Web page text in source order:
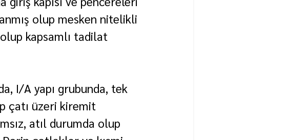
olup mesken nitelikli
kapsamlı tadilat
I/A yapı grubunda, tek
çatı üzeri kiremit
atıl durumda olup